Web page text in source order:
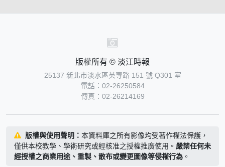
版權所有 © 淡江時報
25137 新北市淡水區英專路 151 號 Q301 室
電話：02-26250584
傳真：02-26214169
版權與使用聲明： 本資料庫之所有影像均受著作權法保護，
僅供本校教學、學術研究或經核准之授權推廣使用。 嚴禁任何未
經授權之商業用途、重製、散布或變更圖像等侵權行為 。